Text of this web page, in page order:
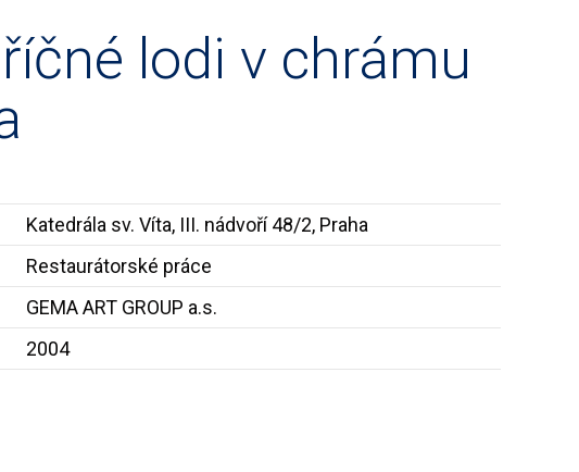
lodi v chrámu
Katedrála sv. Víta, III. nádvoří 48/2, Praha
Restaurátorské práce
GEMA ART GROUP a.s.
2004